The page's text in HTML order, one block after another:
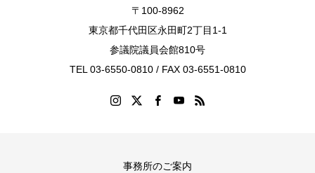
〒100-8962
東京都千代田区永田町2丁目1-1
参議院議員会館810号
TEL 03-6550-0810 / FAX 03-6551-0810
事務所のご案内